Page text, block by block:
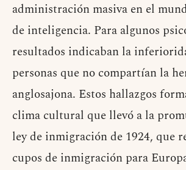
administración masiva en el
de inteligencia. Para algunos
resultados indicaban la
personas que no compartían la
anglosajona. Estos hallazgos
clima cultural que llevó a la
ley de inmigración de 1924, que
cupos de inmigración para